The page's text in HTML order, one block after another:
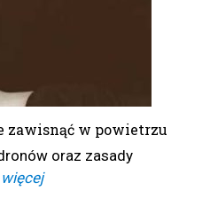
zawisnąć w powietrzu
oraz zasady
więcej